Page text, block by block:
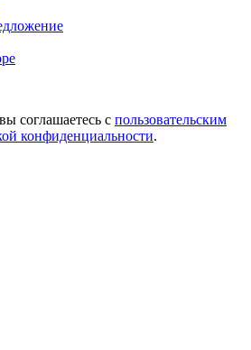
соглашаетесь с пользовательским
конфиденциальности.